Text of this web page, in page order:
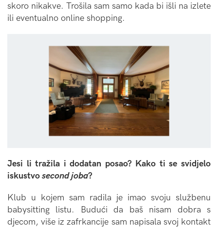
skoro nikakve. Trošila sam samo kada bi išli na izlete
ili eventualno online shopping.
Jesi li tražila i dodatan posao? Kako ti se svidjelo
iskustvosecond joba?
Klub u kojem sam radila je imao svoju službenu
babysitting listu. Budući da baš nisam dobra s
djecom, više iz zafrkancije sam napisala svoj kontakt